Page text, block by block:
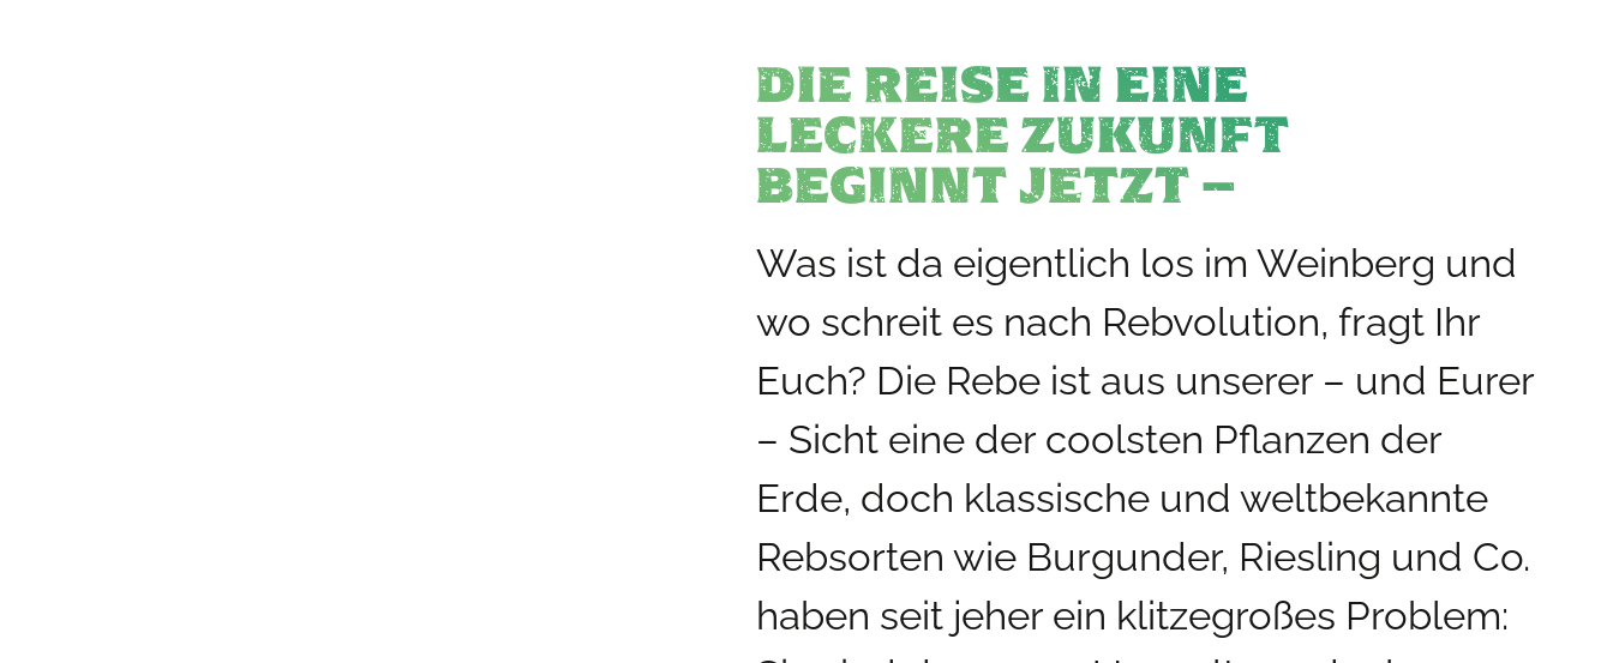
DIE REISE IN EINE
LECKERE ZUKUNFT
BEGINNT JETZT –
Was ist da eigentlich los im Weinberg und
wo schreit es nach Rebvolution, fragt Ihr
Euch? Die Rebe ist aus unserer – und Eurer
– Sicht eine der coolsten Pflanzen der
Erde, doch klassische und weltbekannte
Rebsorten wie Burgunder, Riesling und Co.
haben seit jeher ein klitzegroßes Problem: